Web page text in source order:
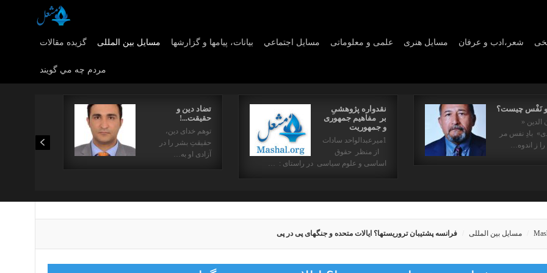
گزیده مقالات مسایل بین المللی بیانات، پیامها و گزارشها مسايل اجتماعي علمی و معلوماتی مسايل هنری شعر،ادب و عرفان
مردم چه مي گويند
تضاد دین و
حقیقت...!
توهم خدای دین،
حقیقتِ بشر را در
آزادی او به…
نقدواره پژوهشیِ
بر مفاهیم جمهوری
و جمهوریت
1میرعبدالواحد سادات
از منظر حقوق
اساسی و علوم سیاسی در راستای : …
و نَفْس چیست؟
الدین «
بادِ نفس مر
را ز اندوه…
مسایل بین المللی فرانسه پشتیبان تروریستها؟ ایالات متحده و جنگهای پی در پی